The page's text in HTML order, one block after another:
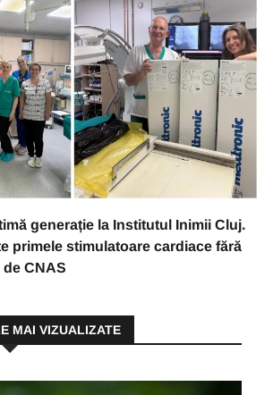
generație la Institutul Inimii Cluj.
primele stimulatoare cardiace fără
CNAS
MAI VIZUALIZATE